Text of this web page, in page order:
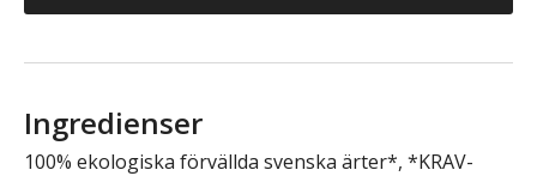
Ingredienser
100% ekologiska förvällda svenska ärter*, *KRAV-